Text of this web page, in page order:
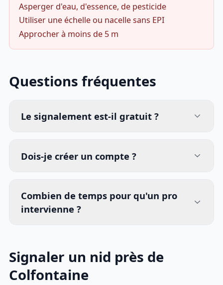
Asperger d'eau, d'essence, de pesticide
Utiliser une échelle ou nacelle sans EPI
Approcher à moins de 5 m
Questions fréquentes
Le signalement est-il gratuit ?
Dois-je créer un compte ?
Combien de temps pour qu'un pro
intervienne ?
Signaler un nid près de
Colfontaine